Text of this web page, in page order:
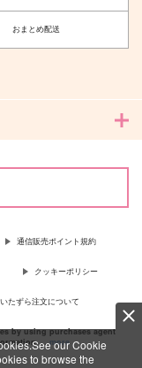
our Cookie
to browse the
おまとめ配送
通信販売ポイント規約
クッキーポリシー
たずら注文について
by using purchases agent
…more